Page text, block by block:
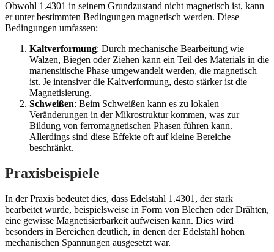
Obwohl 1.4301 in seinem Grundzustand nicht magnetisch ist, kann
er unter bestimmten Bedingungen magnetisch werden. Diese
Bedingungen umfassen:
Kaltverformung: Durch mechanische Bearbeitung wie
Walzen, Biegen oder Ziehen kann ein Teil des Materials in die
martensitische Phase umgewandelt werden, die magnetisch
ist. Je intensiver die Kaltverformung, desto stärker ist die
Magnetisierung.
Schweißen: Beim Schweißen kann es zu lokalen
Veränderungen in der Mikrostruktur kommen, was zur
Bildung von ferromagnetischen Phasen führen kann.
Allerdings sind diese Effekte oft auf kleine Bereiche
beschränkt.
Praxisbeispiele
In der Praxis bedeutet dies, dass Edelstahl 1.4301, der stark
bearbeitet wurde, beispielsweise in Form von Blechen oder Drähten,
eine gewisse Magnetisierbarkeit aufweisen kann. Dies wird
besonders in Bereichen deutlich, in denen der Edelstahl hohen
mechanischen Spannungen ausgesetzt war.